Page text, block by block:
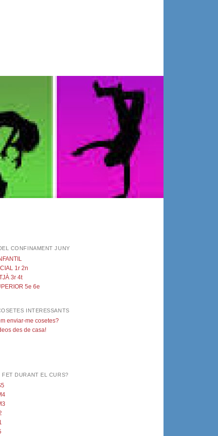
CONFINAMENT JUNY
1r 2n
3r 4t
5e 6e
INTERESSANTS
enviar-me cosetes?
des de casa!
FET DURANT EL CURS?